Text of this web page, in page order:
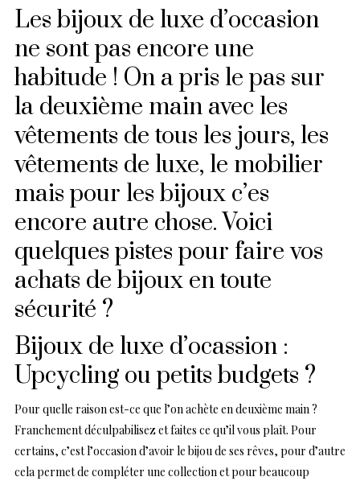
Les bijoux de luxe d’occasion
ne sont pas encore une
habitude ! On a pris le pas sur
la deuxième main avec les
vêtements de tous les jours, les
vêtements de luxe, le mobilier
mais pour les bijoux c’es
encore autre chose. Voici
quelques pistes pour faire vos
achats de bijoux en toute
sécurité ?
Bijoux de luxe d’ocassion :
Upcycling ou petits budgets ?
Pour quelle raison est-ce que l’on achète en deuxième main ?
Franchement déculpabilisez et faites ce qu’il vous plaît. Pour
certains, c’est l’occasion d’avoir le bijou de ses rêves, pour d’autre
cela permet de compléter une collection et pour beaucoup